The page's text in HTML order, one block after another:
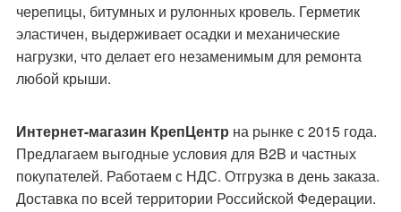
черепицы, битумных и рулонных кровель. Герметик
эластичен, выдерживает осадки и механические
нагрузки, что делает его незаменимым для ремонта
любой крыши.
Интернет-магазин КрепЦентр на рынке с 2015 года.
Предлагаем выгодные условия для B2B и частных
покупателей. Работаем с НДС. Отгрузка в день заказа.
Доставка по всей территории Российской Федерации.